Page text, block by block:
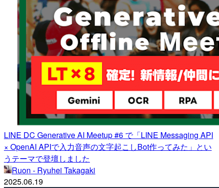
LINE DC Generative AI Meetup #6 で「LINE Messaging API
× OpenAI APIで入力音声の文字起こしBot作ってみた」とい
うテーマで登壇しました
Ruon - Ryuhei Takagaki
2025.06.19